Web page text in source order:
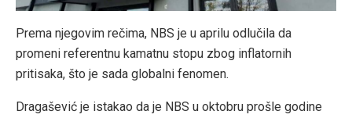
Prema njegovim rečima, NBS je u aprilu odlučila da
promeni referentnu kamatnu stopu zbog inflatornih
pritisaka, što je sada globalni fenomen.
Dragašević je istakao da je NBS u oktobru prošle godine